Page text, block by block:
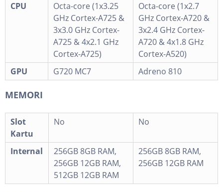
CPU
Octa-core (1x3.25
GHz Cortex-A725 &
3x3.0 GHz Cortex-
A725 & 4x2.1 GHz
Cortex-A725)
Octa-core (1x2.7
GHz Cortex-A720 &
3x2.4 GHz Cortex-
A720 & 4x1.8 GHz
Cortex-A520)
GPU
G720 MC7 Adreno 810
MEMORI
Slot
Kartu
No No
Internal
256GB 8GB RAM,
256GB 12GB RAM,
512GB 12GB RAM
256GB 8GB RAM,
256GB 12GB RAM